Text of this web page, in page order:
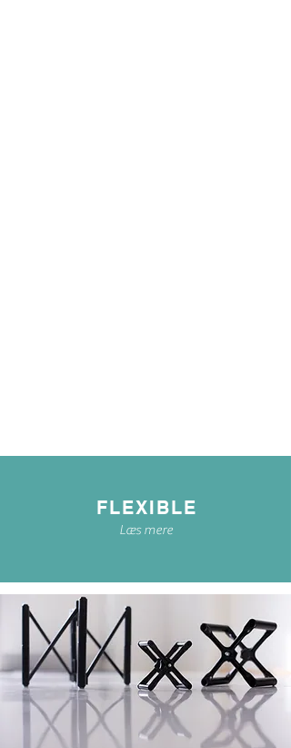
FLEXIBLE
Læs mere